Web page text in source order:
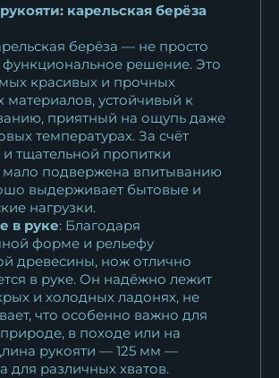
Нож Барс дамаск
ламинированный...
23 487₽
Нож Барс дамаск
ламинированный...
23 487₽
Нож Барс дамаск
нержавеющий карбон...
30 115₽
Нож Барс сталь RWL-34
рукоять...
18 763₽
карельская берёза
берёза — не просто
функциональное решение. Это
красивых и прочных
устойчивый к
приятный на ощупь даже
температурах. За счёт
тщательной пропитки
мало подвержена впитыванию
выдерживает бытовые и
нагрузки.
в руке: Благодаря
форме и рельефу
древесины, нож отлично
в руке. Он надёжно лежит
и холодных ладонях, не
что особенно важно для
в походе или на
рукояти — 125 мм —
для различных хватов.